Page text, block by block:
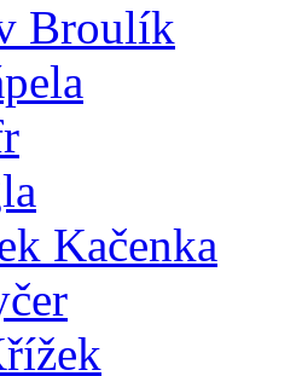
Broulík
Kačenka